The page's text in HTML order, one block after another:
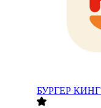
БУРГЕР